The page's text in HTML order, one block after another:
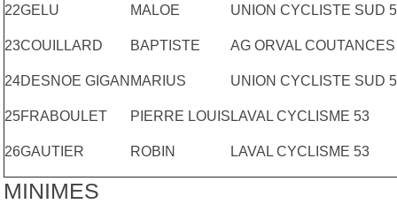
22GELU MALOE UNION CYCLISTE SUD
23COUILLARD BAPTISTE AG ORVAL COUTANCES
24DESNOE GIGAN MARIUS UNION CYCLISTE SUD
25FRABOULET PIERRE LOUIS LAVAL CYCLISME 53
26GAUTIER ROBIN LAVAL CYCLISME 53
MINIMES